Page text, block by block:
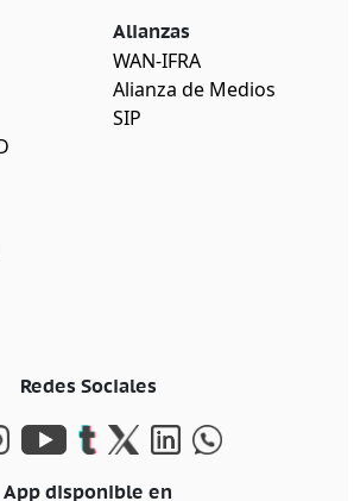
Alianzas
WAN-IFRA
Alianza de Medios
SIP
Redes Sociales
App disponible en